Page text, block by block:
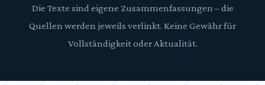
Die Texte sind eigene Zusammenfassungen – die
Quellen werden jeweils verlinkt. Keine Gewähr für
Vollständigkeit oder Aktualität.